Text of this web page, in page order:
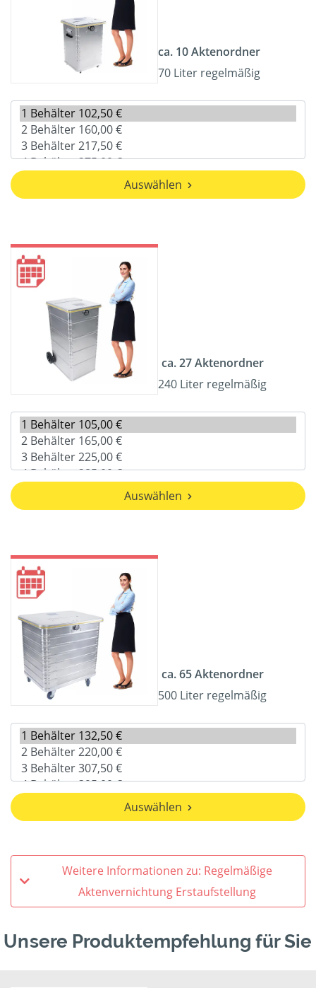
ca. 10 Aktenordner
70 Liter regelmäßig
Auswählen
ca. 27 Aktenordner
240 Liter regelmäßig
Auswählen
ca. 65 Aktenordner
500 Liter regelmäßig
Auswählen
Weitere Informationen zu: Regelmäßige
Aktenvernichtung Erstaufstellung
Unsere Produktempfehlung für Sie